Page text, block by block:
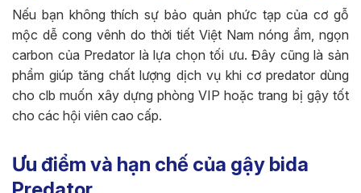
Nếu bạn không thích sự bảo quản phức tạp của cơ gỗ
mộc dễ cong vênh do thời tiết Việt Nam nóng ẩm, ngọn
carbon của Predator là lựa chọn tối ưu. Đây cũng là sản
phẩm giúp tăng chất lượng dịch vụ khi cơ predator dùng
cho clb muốn xây dựng phòng VIP hoặc trang bị gậy tốt
cho các hội viên cao cấp.
Ưu điểm và hạn chế của gậy bida